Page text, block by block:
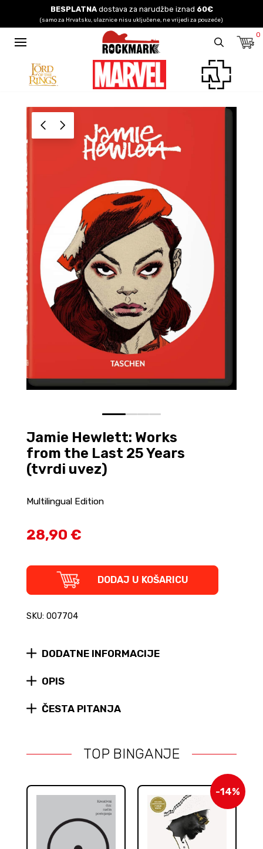
BESPLATNAdostava za narudžbe iznad 60€
(samo za Hrvatsku, ulaznice nisu uključene, ne vrijedi za pouzeće)
0
0 1 2 3
Jamie Hewlett: Works
from the Last 25 Years
(tvrdi uvez)
Multilingual Edition
28,90 €
Jamie
Works
the
Years
uvez)
quantity
DODAJ U KOŠARICU
SKU: 007704
DODATNE INFORMACIJE
OPIS
ČESTA PITANJA
TOP BINGANJE
-14%